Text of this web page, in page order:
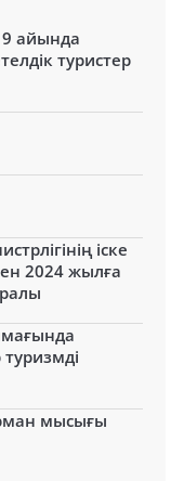
айында
туристер
іске
2024 жылға
мысығы